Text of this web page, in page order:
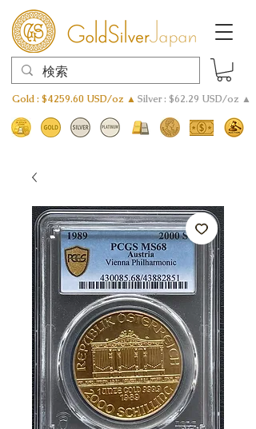
Gold : $4259.60 USD/oz ▲ Silver : $62.29 USD/oz ▲